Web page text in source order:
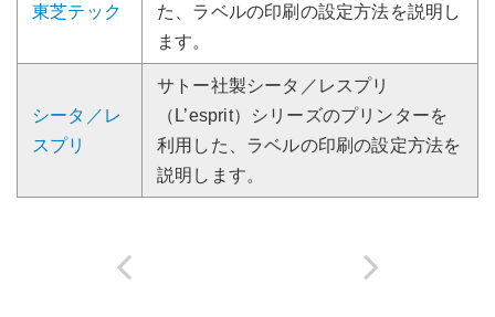
東芝テック
た、ラベルの印刷の設定方法を説明し
ます。
シータ／レ
スプリ
サトー社製シータ／レスプリ
（L’esprit）シリーズのプリンターを
利用した、ラベルの印刷の設定方法を
説明します。